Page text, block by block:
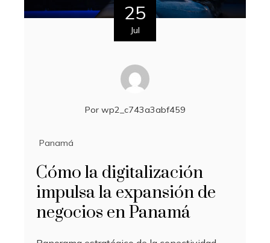
25
Jul
Por wp2_c743a3abf459
Panamá
Cómo la digitalización
impulsa la expansión de
negocios en Panamá